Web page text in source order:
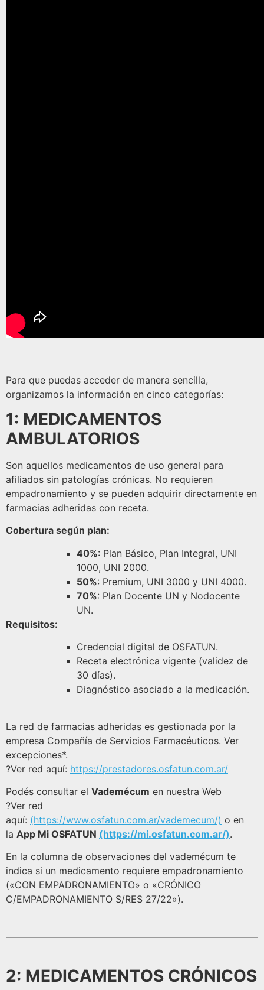
Para que puedas acceder de manera sencilla,
organizamos la información en cinco categorías:
1: MEDICAMENTOS
AMBULATORIOS
Son aquellos medicamentos de uso general para
afiliados sin patologías crónicas. No requieren
empadronamiento y se pueden adquirir directamente en
farmacias adheridas con receta.
Cobertura según plan:
40%: Plan Básico, Plan Integral, UNI
1000, UNI 2000.
50%: Premium, UNI 3000 y UNI 4000.
70%: Plan Docente UN y Nodocente
UN.
Requisitos:
Credencial digital de OSFATUN.
Receta electrónica vigente (validez de
30 días).
Diagnóstico asociado a la medicación.
La red de farmacias adheridas es gestionada por la
empresa Compañía de Servicios Farmacéuticos. Ver
excepciones*.
?Ver red aquí: https://prestadores.osfatun.com.ar/
Podés consultar el Vademécum en nuestra Web
?Ver red
aquí: (https://www.osfatun.com.ar/vademecum/) o en
la App Mi OSFATUN (https://mi.osfatun.com.ar/).
En la columna de observaciones del vademécum te
indica si un medicamento requiere empadronamiento
(«CON EMPADRONAMIENTO» o «CRÓNICO
C/EMPADRONAMIENTO S/RES 27/22»).
2: MEDICAMENTOS CRÓNICOS